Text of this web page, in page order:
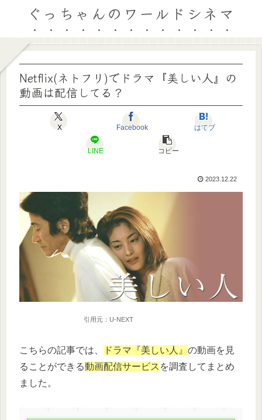
ぐっちゃんのワールドシネマ
Netflix(ネトフリ)でドラマ『美しい人』の
動画は配信してる？
X Facebook はてブ
LINE コピー
2023.12.22
引用元：U-NEXT
こちらの記事では、 ドラマ『美しい人』 の動画を見
ることができる動画配信サービス を調査してまとめ
ました。